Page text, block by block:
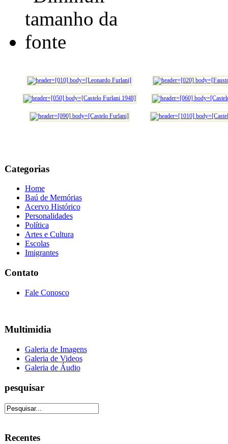
Categorias
Home
Baú de Memórias
Acervo Histórico
Personalidades
Política
Artes e Cultura
Escolas
Imigrantes
Contato
Fale Conosco
Multimidia
Galeria de Imagens
Galeria de Videos
Galeria de Áudio
pesquisar
Recentes